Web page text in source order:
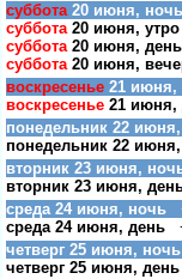
суббота20 июня, ночь
суббота20 июня, утро
суббота20 июня, день
суббота20 июня,
оскресенье 21 июня,
оскресенье 21 июня,
понедельник 22
понедельник 22
торник 23 июня,
торник 23 июня,
среда 24 июня, ночь
среда 24 июня, день
четверг 25 июня, ночь
четверг 25 июня, день